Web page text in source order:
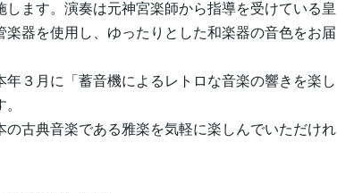
ます。演奏は元神宮楽師から指導を受けている皇
器を使用し、ゆったりとした和楽器の音色をお届
３月に「蓄音機によるレトロな音楽の響きを楽し
古典音楽である雅楽を気軽に楽しんでいただけれ